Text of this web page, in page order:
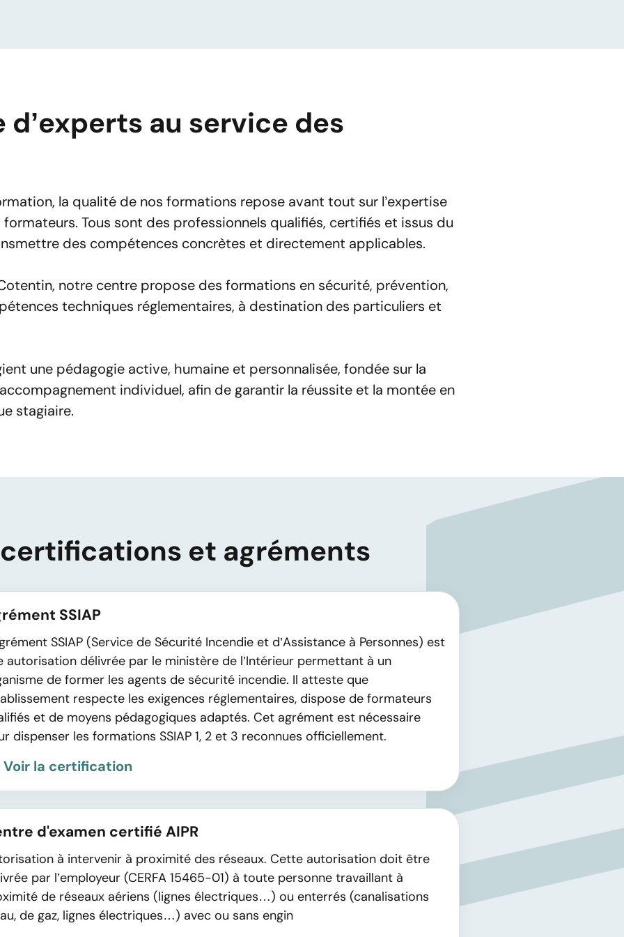
de-
42 57 46
d’experts au service des
la qualité de nos formations repose avant tout sur l’expertise
formateurs. Tous sont des professionnels qualifiés, certifiés et issus du
des compétences concrètes et directement applicables.
notre centre propose des formations en sécurité, prévention,
techniques réglementaires, à destination des particuliers et
une pédagogie active, humaine et personnalisée, fondée sur la
individuel, afin de garantir la réussite et la montée en
stagiaire.
et agréments
SSIAP
SSIAP (Service de Sécurité Incendie et d’Assistance à Personnes) est
autorisation délivrée par le ministère de l’Intérieur permettant à un
de former les agents de sécurité incendie. Il atteste que
respecte les exigences réglementaires, dispose de formateurs
et de moyens pédagogiques adaptés. Cet agrément est nécessaire
dispenser les formations SSIAP 1, 2 et 3 reconnues officiellement.
Voir la certification
d'examen certifié AIPR
à intervenir à proximité des réseaux. Cette autorisation doit être
par l’employeur (CERFA 15465-01) à toute personne travaillant à
de réseaux aériens (lignes électriques…) ou enterrés (canalisations
de gaz, lignes électriques…) avec ou sans engin
utilise vos données pour répondre à votre demande et, avec votre accord, vous
Pour en savoir plus, consultez notre politique de confidentialité.